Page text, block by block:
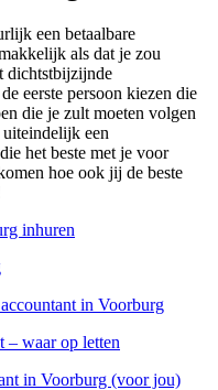
een betaalbare
als dat je zou
dichtstbijzijnde
eerste persoon kiezen die
die je zult moeten volgen
een
het beste met je voor
hoe ook jij de beste
inhuren
in Voorburg
– waar op letten
in Voorburg (voor jou)